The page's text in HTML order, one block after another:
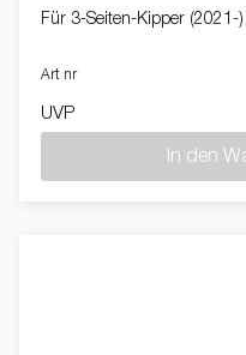
Für 3-Seiten-Kipper (2021-)
Art nr
UVP
In den